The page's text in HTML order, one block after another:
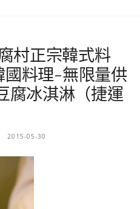
村正宗韓式料
料理-無限量供
腐冰淇淋（捷運
2015-05-30